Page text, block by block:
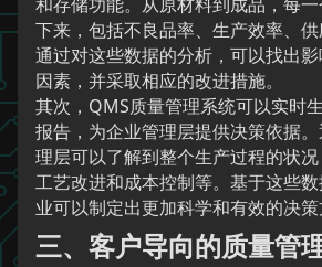
下来，包括不良品率、生产效率、供
通过对这些数据的分析，可以找出
因素，并采取相应的改进措施。
其次，QMS质量管理系统可以实时
报告，为企业管理层提供决策依据
理层可以了解到整个生产过程的状况
工艺改进和成本控制等。基于这些
业可以制定出更加科学和有效的决策
三、客户导向的质量管